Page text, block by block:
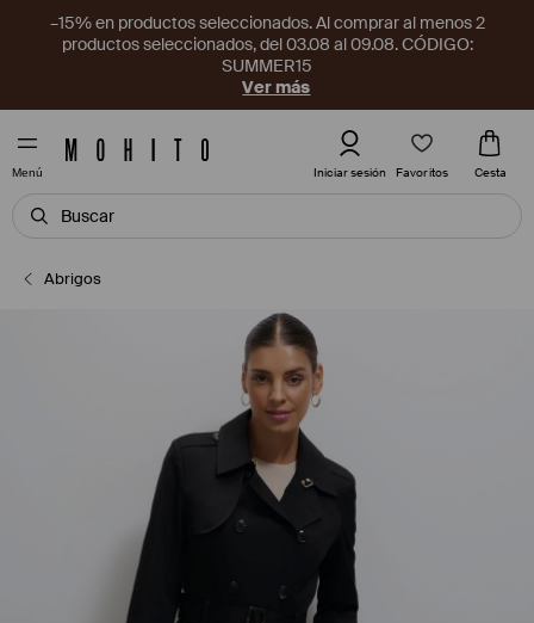
–15% en productos seleccionados. Al comprar al menos 2
productos seleccionados, del 03.08 al 09.08. CÓDIGO:
SUMMER15
Ver más
Menú Iniciar sesión Favoritos Cesta
Abrigos